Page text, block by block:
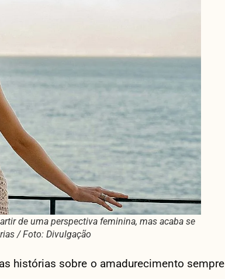
de uma perspectiva feminina, mas acaba se
/ Foto: Divulgação
histórias sobre o amadurecimento sempre